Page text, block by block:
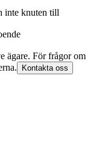
inte knuten till
ägare. För frågor om
Kontakta oss